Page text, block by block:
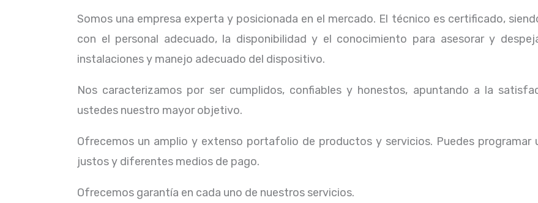
Somos una empresa experta y posicionada en el mercado. El técnico es certificado,
con el personal adecuado, la disponibilidad y el conocimiento para asesorar y
instalaciones y manejo adecuado del dispositivo.
Nos caracterizamos por ser cumplidos, confiables y honestos, apuntando a la
ustedes nuestro mayor objetivo.
Ofrecemos un amplio y extenso portafolio de productos y servicios. Puedes programar
justos y diferentes medios de pago.
Ofrecemos garantía en cada uno de nuestros servicios.